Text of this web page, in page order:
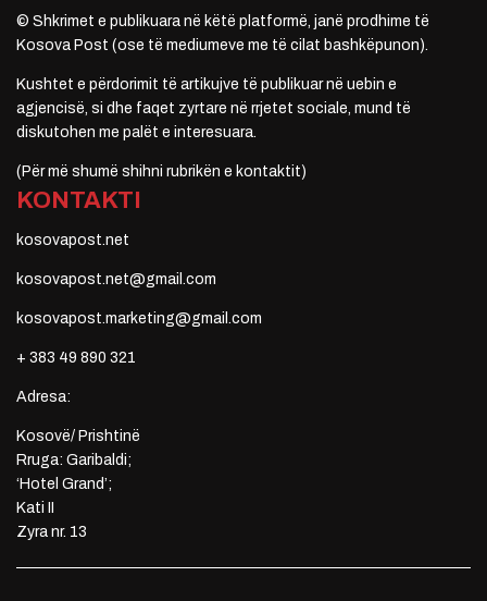
© Shkrimet e publikuara në këtë platformë, janë prodhime të
Kosova Post (ose të mediumeve me të cilat bashkëpunon).
Kushtet e përdorimit të artikujve të publikuar në uebin e
agjencisë, si dhe faqet zyrtare në rrjetet sociale, mund të
diskutohen me palët e interesuara.
(Për më shumë shihni rubrikën e kontaktit)
KONTAKTI
kosovapost.net
kosovapost.net@gmail.com
kosovapost.marketing@gmail.com
+ 383 49 890 321
Adresa:
Kosovë/ Prishtinë
Rruga: Garibaldi;
‘Hotel Grand’;
Kati II
Zyra nr. 13